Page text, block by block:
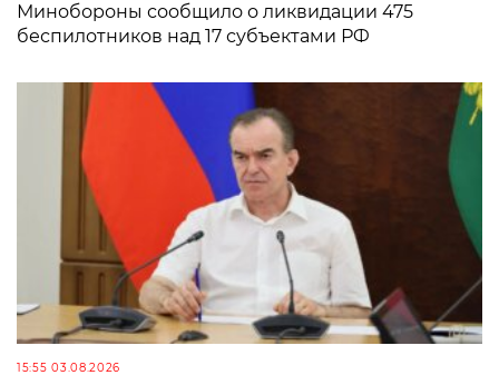
Минобороны сообщило о ликвидации 475
беспилотников над 17 субъектами РФ
15:55 03.08.2026